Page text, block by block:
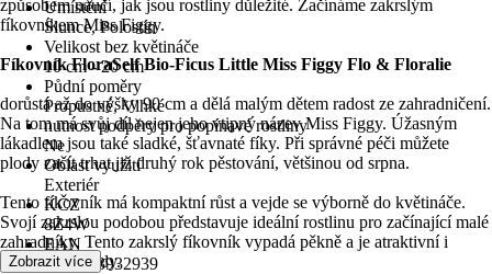
Umístění
Slunce, Polostín
Velikost bez květináče
10 cm - 20 cm
Půdní poměry
Propustné, Vlhké
nutnost podpěry pro popínavé rostliny
Ne
Oblast využití
Exteriér
KČZ
8Z4W
EAN
8720143932939
způsobem naučí, jak jsou rostliny důležité. Začínáme zakrslým
fíkovníkem Miss Figgy.
Fíkovník FloraSelf Bio-Ficus Little Miss Figgy Flo & Floralie
dorůstá až do výšky 90 cm a dělá malým dětem radost ze zahradničení.
Na tom má svůj díl nejen jeho vtipný název Miss Figgy. Úžasným
lákadlem jsou také sladké, šťavnaté fíky. Při správné péči můžete
plody začít trhat již druhý rok pěstování, většinou od srpna.
Tento fíkovník má kompaktní růst a vejde se výborně do květináče.
Svojí zakrslou podobou představuje ideální rostlinu pro začínající malé
zahradníky. Tento zakrslý fíkovník vypadá pěkně a je atraktivní i
lahodnými plody.
Zobrazit více